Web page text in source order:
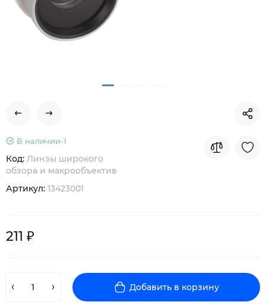
В наличии-1
Код: Линзы широкого
обзора и макрообъектив
Артикул: 13423001
211 ₽
Добавить в корзину